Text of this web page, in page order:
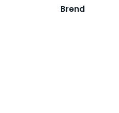
Bebi mleko za telo
Brend